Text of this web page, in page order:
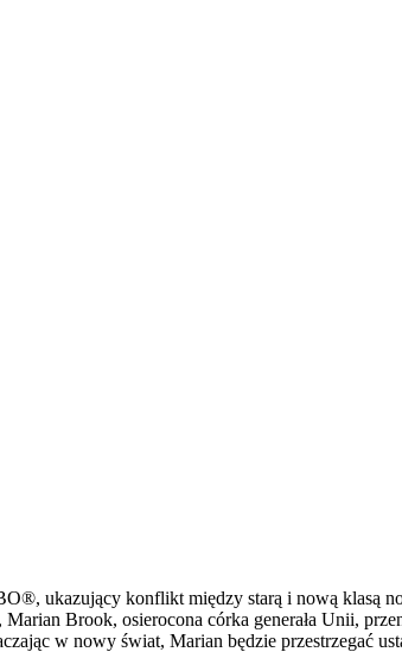
ukazujący konflikt między starą i nową klasą
Brook, osierocona córka generała Unii,
w nowy świat, Marian będzie przestrzegać